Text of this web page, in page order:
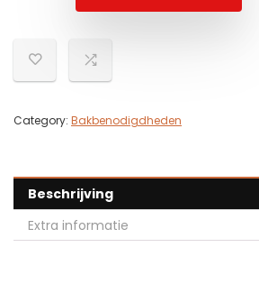
Category: Bakbenodigdheden
Beschrijving
Extra informatie